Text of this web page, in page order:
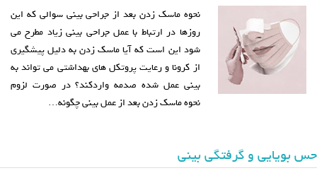
نحوه ماسک زدن بعد از جراحی بینی سوالی که این
روزها در ارتباط با عمل جراحی بینی زیاد مطرح می
شود این است که آیا ماسک زدن به دلیل پیشگیری
از کرونا و رعایت پروتکل های بهداشتی می تواند به
بینی عمل شده صدمه واردکند؟ در صورت لزوم
نحوه ماسک زدن بعد از عمل بینی چگونه…
حس بویایی و گرفتگی بینی